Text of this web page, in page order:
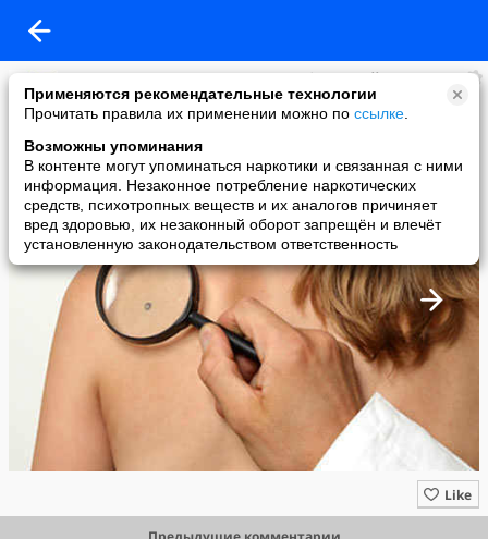
Применяются рекомендательные технологии
Прочитать правила их применении можно по ссылке
Возможны упоминания
В контенте могут упоминаться наркотики и связанная с ними
информация. Незаконное потребление наркотических
средств, психотропных веществ и их аналогов причиняет
вред здоровью, их незаконный оборот запрещён и влечёт
установленную законодательством ответственность
Сеть клинико-диагностических лабораторий "ОЛИМП"
added a photo
07 Jan в 17:27
Like